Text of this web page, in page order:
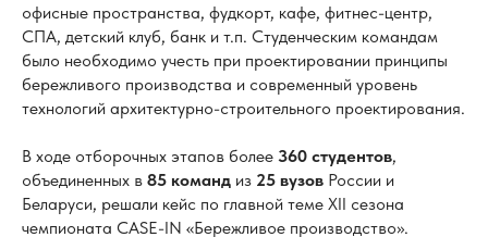
офисные пространства, фудкорт, кафе, фитнес-центр,
СПА, детский клуб, банк и т.п. Студенческим командам
было необходимо учесть при проектировании принципы
бережливого производства и современный уровень
технологий архитектурно-строительного проектирования.
В ходе отборочных этапов более 360 студентов,
объединенных в 85 команд из 25 вузов России и
Беларуси, решали кейс по главной теме XII сезона
чемпионата CASE-IN «Бережливое производство».